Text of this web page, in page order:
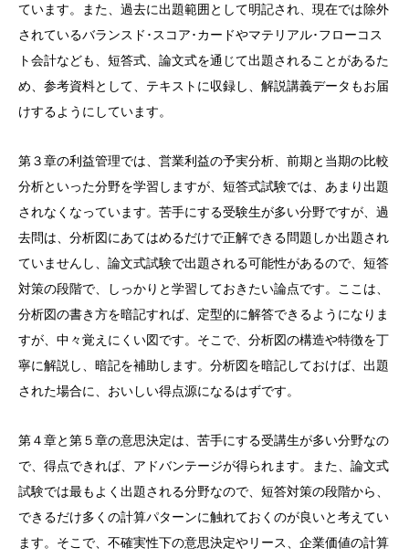
ています。また、過去に出題範囲として明記され、現在では除外
されているバランスド･スコア･カードやマテリアル･フローコス
ト会計なども、短答式、論文式を通じて出題されることがあるた
め、参考資料として、テキストに収録し、解説講義データもお届
けするようにしています。
第３章の利益管理では、営業利益の予実分析、前期と当期の比較
分析といった分野を学習しますが、短答式試験では、あまり出題
されなくなっています。苦手にする受験生が多い分野ですが、過
去問は、分析図にあてはめるだけで正解できる問題しか出題され
ていませんし、論文式試験で出題される可能性があるので、短答
対策の段階で、しっかりと学習しておきたい論点です。ここは、
分析図の書き方を暗記すれば、定型的に解答できるようになりま
すが、中々覚えにくい図です。そこで、分析図の構造や特徴を丁
寧に解説し、暗記を補助します。分析図を暗記しておけば、出題
された場合に、おいしい得点源になるはずです。
第４章と第５章の意思決定は、苦手にする受講生が多い分野なの
で、得点できれば、アドバンテージが得られます。また、論文式
試験では最もよく出題される分野なので、短答対策の段階から、
できるだけ多くの計算パターンに触れておくのが良いと考えてい
ます。そこで、不確実性下の意思決定やリース、企業価値の計算